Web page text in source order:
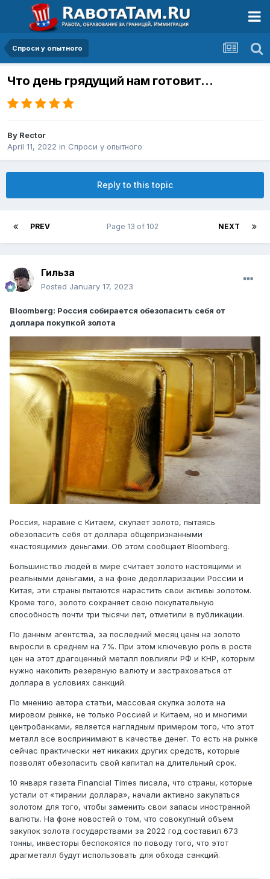
Спроси у опытного
Что день грядущий нам готовит…
By Rector
April 11, 2022 in Спроси у опытного
Reply to this topic
PREV NEXT
Page 13 of 102
Гильза
Posted January 17, 2023
Bloomberg: Россия собирается обезопасить себя от
доллара покупкой золота
Россия, наравне с Китаем, скупает золото, пытаясь
обезопасить себя от доллара общепризнанными
«настоящими» деньгами. Об этом сообщает Bloomberg.
Большинство людей в мире считает золото настоящими и
реальными деньгами, а на фоне дедолларизации России и
Китая, эти страны пытаются нарастить свои активы золотом.
Кроме того, золото сохраняет свою покупательную
способность почти три тысячи лет, отметили в публикации.
По данным агентства, за последний месяц цены на золото
выросли в среднем на 7%. При этом ключевую роль в росте
цен на этот драгоценный металл повлияли РФ и КНР, которым
нужно накопить резервную валюту и застраховаться от
доллара в условиях санкций.
По мнению автора статьи, массовая скупка золота на
мировом рынке, не только Россией и Китаем, но и многими
центробанками, является наглядным примером того, что этот
металл все воспринимают в качестве денег. То есть на рынке
сейчас практически нет никаких других средств, которые
позволят обезопасить свой капитал на длительный срок.
10 января газета Financial Times писала, что страны, которые
устали от «тирании доллара», начали активно закупаться
золотом для того, чтобы заменить свои запасы иностранной
валюты. На фоне новостей о том, что совокупный объем
закупок золота государствами за 2022 год составил 673
тонны, инвесторы беспокоятся по поводу того, что этот
драгметалл будут использовать для обхода санкций.